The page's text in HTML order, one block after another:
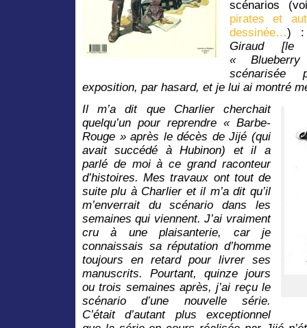
scénarios
pirates et
dessinée…)
Giraud [le
«
exposition, par hasard, et je lui ai montré
Il m’a dit que Charlier cherchait
quelqu’un pour reprendre « Barbe-
Rouge » après le décès de Jijé (qui
avait succédé à Hubinon) et il a
parlé de moi à ce grand raconteur
d’histoires. Mes travaux ont tout de
suite plu à Charlier et il m’a dit qu’il
m’enverrait du scénario dans les
semaines qui viennent. J’ai vraiment
cru à une plaisanterie, car je
connaissais sa réputation d’homme
toujours en retard pour livrer ses
manuscrits. Pourtant, quinze jours
ou trois semaines après, j’ai reçu le
scénario d’une nouvelle série.
C’était d’autant plus exceptionnel